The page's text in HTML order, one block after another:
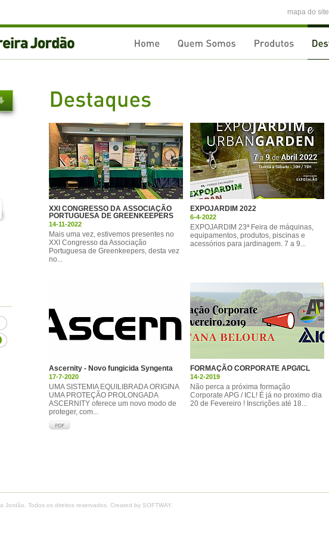
mapa do site
XXI CONGRESSO DA ASSOCIAÇÃO
PORTUGUESA DE GREENKEEPERS
14-11-2022
Mais uma vez, estivemos presentes no
XXI Congresso da Associação
Portuguesa de Greenkeepers, desta vez
no...
EXPOJARDIM 2022
6-4-2022
EXPOJARDIM 23ª Feira de máquinas,
equipamentos, produtos, piscinas e
acessórios para jardinagem. 7 a 9...
Ascernity - Novo fungicida Syngenta
17-7-2020
UMA SISTEMIA EQUILIBRADA ORIGINA
UMA PROTEÇÃO PROLONGADA
ASCERNITY oferece um novo modo de
proteger, com...
FORMAÇÃO CORPORATE APG/ICL
14-2-2019
Não perca a próxima formação
Corporate APG / ICL! É já no proximo dia
20 de Fevereiro ! Inscrições até 18...
Jordão. Todos os direitos reservados. Created by SOFTWAY